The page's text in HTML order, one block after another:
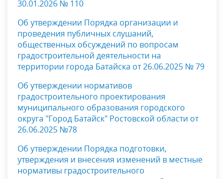
30.01.2026 № 110
Об утверждении Порядка организации и
проведения публичных слушаний,
общественных обсуждений по вопросам
градостроительной деятельности на
территории города Батайска от 26.06.2025 № 79
Об утверждении нормативов
градостроительного проектирования
муниципального образования городского
округа "Город Батайск" Ростовской области от
26.06.2025 №78
Об утверждении Порядка подготовки,
утверждения и внесения изменений в местные
нормативы градостроительного